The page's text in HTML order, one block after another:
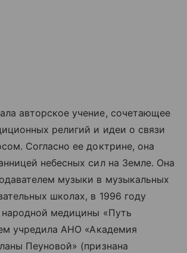
авторское учение, сочетающее
религий и идеи о связи
Согласно ее доктрине, она
небесных сил на Земле. Она
музыки в музыкальных
школах, в 1996 году
народной медицины «Путь
учредила АНО «Академия
Пеуновой» (признана